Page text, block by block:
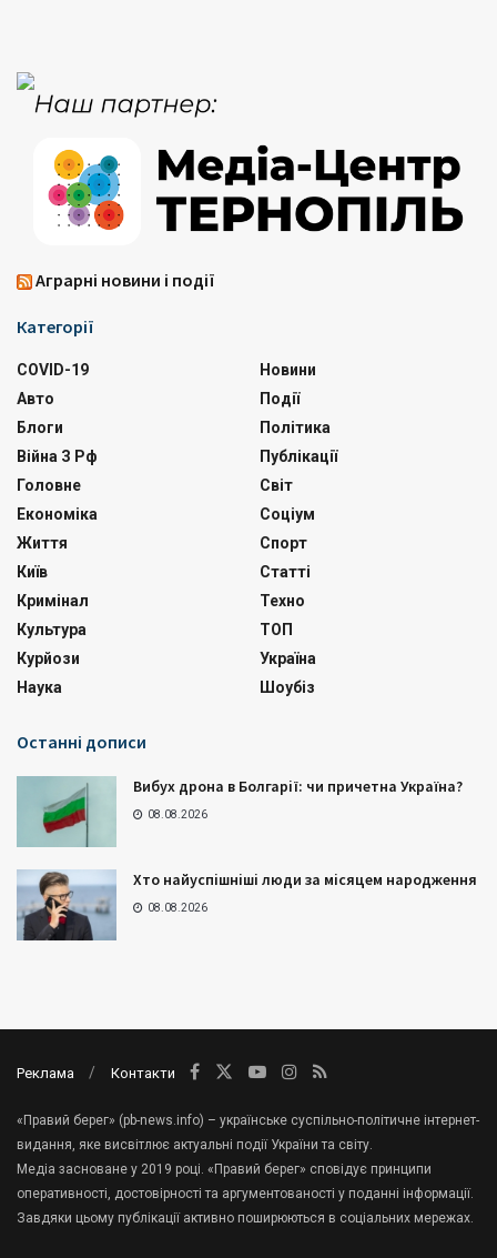
Аграрні новини і події
Категорії
COVID-19
Авто
Блоги
Війна З Рф
Головне
Економіка
Життя
Київ
Кримінал
Культура
Курйози
Наука
Новини
Події
Політика
Публікації
Світ
Соціум
Спорт
Статті
Техно
ТОП
Україна
Шоубіз
Останні дописи
Вибух дрона в Болгарії: чи причетна Україна?
08.08.2026
Хто найуспішніші люди за місяцем народження
08.08.2026
Реклама Контакти
«Правий берег» (pb-news.info) – українське суспільно-політичне інтернет-
видання, яке висвітлює актуальні події України та світу.
Медіа засноване у 2019 році. «Правий берег» сповідує принципи
оперативності, достовірності та аргументованості у поданні інформації.
Завдяки цьому публікації активно поширюються в соціальних мережах.